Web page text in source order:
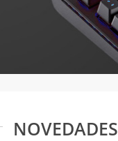
NOVEDADES